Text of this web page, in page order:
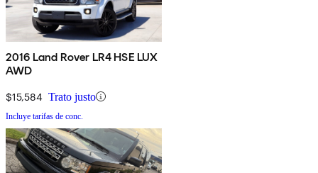
2016 Land Rover LR4 HSE LUX
AWD
$15,584 Trato justo
Incluye tarifas de conc.